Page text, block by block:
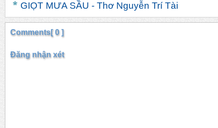
GIỌT MƯA SẦU - Thơ Nguyễn Trí Tài
Comments[ 0 ]
Đăng nhận xét